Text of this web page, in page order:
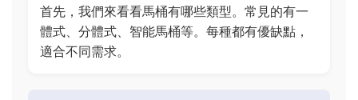
首先，我們來看看馬桶有哪些類型。常見的有一
體式、分體式、智能馬桶等。每種都有優缺點，
適合不同需求。